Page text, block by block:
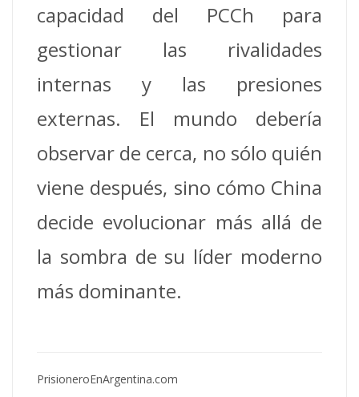
capacidad del PCCh para
gestionar las rivalidades
internas y las presiones
externas. El mundo debería
observar de cerca, no sólo quién
viene después, sino cómo China
decide evolucionar más allá de
la sombra de su líder moderno
más dominante.
PrisioneroEnArgentina.com